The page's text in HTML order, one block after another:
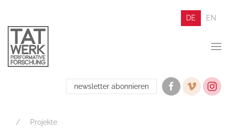
DE EN
newsletter abonnieren
Projekte